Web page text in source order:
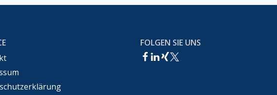
FOLGEN SIE UNS